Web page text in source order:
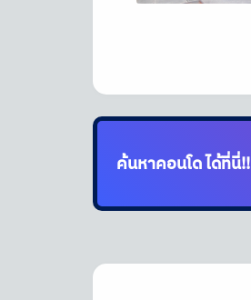
ค้นหาคอนโดได้ที่นี่!!